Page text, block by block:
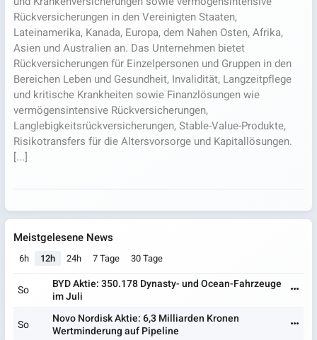
Rückversicherungen in den Vereinigten Staaten,
Lateinamerika, Kanada, Europa, dem Nahen Osten, Afrika,
Asien und Australien an. Das Unternehmen bietet
Rückversicherungen für Einzelpersonen und Gruppen in den
Bereichen Leben und Gesundheit, Invalidität, Langzeitpflege
und kritische Krankheiten sowie Finanzlösungen wie
vermögensintensive Rückversicherungen,
Langlebigkeitsrückversicherungen, Stable-Value-Produkte,
Risikotransfers für die Altersvorsorge und Kapitallösungen.
[...]
Meistgelesene News
6h 12h 24h 7 Tage 30 Tage
So
BYD Aktie: 350.178 Dynasty- und Ocean-Fahrzeuge
im Juli
So
Novo Nordisk Aktie: 6,3 Milliarden Kronen
Wertminderung auf Pipeline